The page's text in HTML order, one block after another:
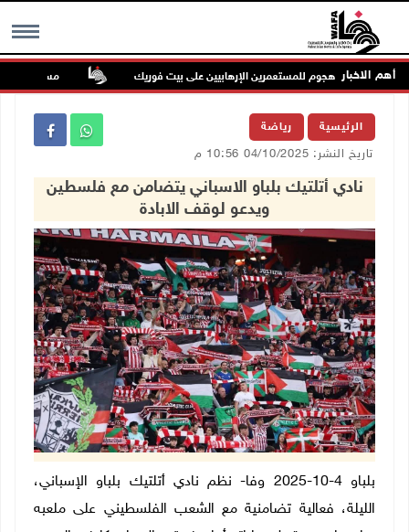
MENU أهم الاخبار
إصابتان في هجوم للمستعمرين الإرهابيين على بيت فوريك مستعمر إرهابي
الرئيسية رياضة
تاريخ النشر: 04/10/2025 10:56 م
نادي أتلتيك بلباو الاسباني يتضامن مع فلسطين
ويدعو لوقف الابادة
بلباو 4-10-2025 وفا- نظم نادي أتلتيك بلباو الإسباني،
الليلة، فعالية تضامنية مع الشعب الفلسطيني على ملعبه